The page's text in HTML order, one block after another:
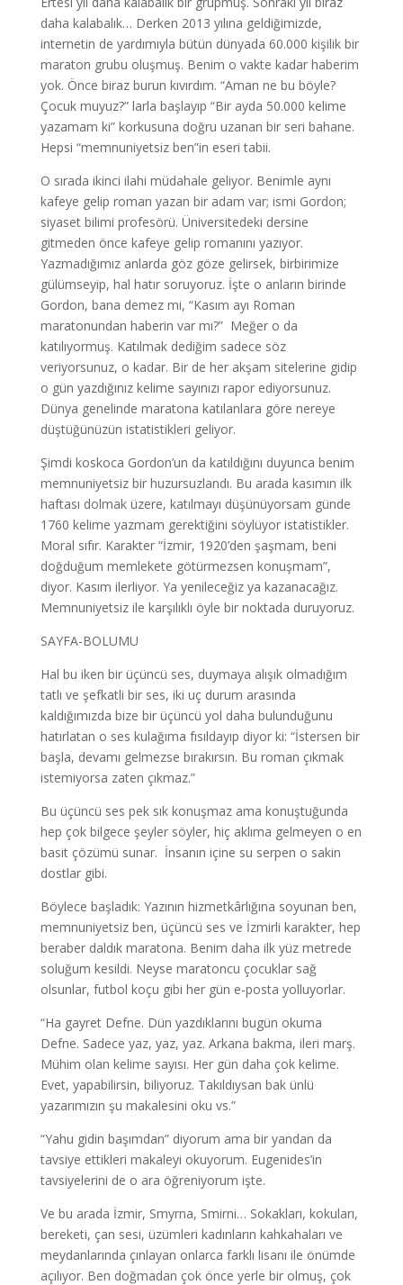
daha kalabalık… Derken 2013 yılına geldiğimizde,
internetin de yardımıyla bütün dünyada 60.000 kişilik bir
maraton grubu oluşmuş. Benim o vakte kadar haberim
yok. Önce biraz burun kıvırdım. “Aman ne bu böyle?
Çocuk muyuz?” larla başlayıp “Bir ayda 50.000 kelime
yazamam ki” korkusuna doğru uzanan bir seri bahane.
Hepsi “memnuniyetsiz ben”in eseri tabii.
O sırada ikinci ilahi müdahale geliyor. Benimle aynı
kafeye gelip roman yazan bir adam var; ismi Gordon;
siyaset bilimi profesörü. Üniversitedeki dersine
gitmeden önce kafeye gelip romanını yazıyor.
Yazmadığımız anlarda göz göze gelirsek, birbirimize
gülümseyip, hal hatır soruyoruz. İşte o anların birinde
Gordon, bana demez mi, “Kasım ayı Roman
maratonundan haberin var mı?” Meğer o da
katılıyormuş. Katılmak dediğim sadece söz
veriyorsunuz, o kadar. Bir de her akşam sitelerine gidip
o gün yazdığınız kelime sayınızı rapor ediyorsunuz.
Dünya genelinde maratona katılanlara göre nereye
düştüğünüzün istatistikleri geliyor.
Şimdi koskoca Gordon’un da katıldığını duyunca benim
memnuniyetsiz bir huzursuzlandı. Bu arada kasımın ilk
haftası dolmak üzere, katılmayı düşünüyorsam günde
1760 kelime yazmam gerektiğini söylüyor istatistikler.
Moral sıfır. Karakter “İzmir, 1920’den şaşmam, beni
doğduğum memlekete götürmezsen konuşmam”,
diyor. Kasım ilerliyor. Ya yenileceğiz ya kazanacağız.
Memnuniyetsiz ile karşılıklı öyle bir noktada duruyoruz.
SAYFA-BOLUMU
Hal bu iken bir üçüncü ses, duymaya alışık olmadığım
tatlı ve şefkatli bir ses, iki uç durum arasında
kaldığımızda bize bir üçüncü yol daha bulunduğunu
hatırlatan o ses kulağıma fısıldayıp diyor ki: “İstersen bir
başla, devamı gelmezse bırakırsın. Bu roman çıkmak
istemiyorsa zaten çıkmaz.”
Bu üçüncü ses pek sık konuşmaz ama konuştuğunda
hep çok bilgece şeyler söyler, hiç aklıma gelmeyen o en
basit çözümü sunar. İnsanın içine su serpen o sakin
dostlar gibi.
Böylece başladık: Yazının hizmetkârlığına soyunan ben,
memnuniyetsiz ben, üçüncü ses ve İzmirli karakter, hep
beraber daldık maratona. Benim daha ilk yüz metrede
soluğum kesildi. Neyse maratoncu çocuklar sağ
olsunlar, futbol koçu gibi her gün e-posta yolluyorlar.
“Ha gayret Defne. Dün yazdıklarını bugün okuma
Defne. Sadece yaz, yaz, yaz. Arkana bakma, ileri marş.
Mühim olan kelime sayısı. Her gün daha çok kelime.
Evet, yapabilirsin, biliyoruz. Takıldıysan bak ünlü
yazarımızın şu makalesini oku vs.”
“Yahu gidin başımdan” diyorum ama bir yandan da
tavsiye ettikleri makaleyi okuyorum. Eugenides’in
tavsiyelerini de o ara öğreniyorum işte.
Ve bu arada İzmir, Smyrna, Smirni… Sokakları, kokuları,
bereketi, çan sesi, üzümleri kadınların kahkahaları ve
meydanlarında çınlayan onlarca farklı lisanı ile önümde
açılıyor. Ben doğmadan çok önce yerle bir olmuş, çok